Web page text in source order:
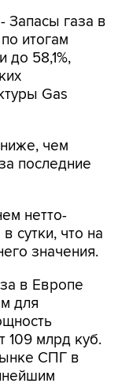
Запасы газа в
итогам
до 58,1%,
Gas
чем
последние
нетто-
сутки, что на
значения.
в Европе
для
109 млрд куб.
СПГ в